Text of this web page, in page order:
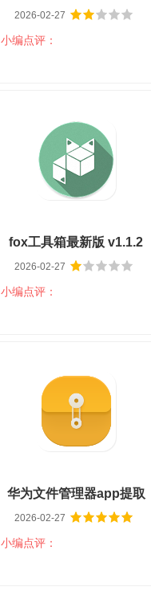
用管理) v1.0.0
2026-02-27
小编点评：
用管理) v1.0.0
大小：293KB
平台：安卓
分类：系统工具
语言：中文
查看详情
fox工具箱最新版 v1.1.2
2026-02-27
小编点评：
平台：安卓
分类：系统工具
语言：中文
华为文件管理器app提取
版 v13.2.0.301
2026-02-27
小编点评：